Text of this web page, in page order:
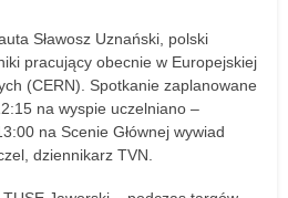
Sławosz Uznański, polski
pracujący obecnie w Europejskiej
(CERN). Spotkanie zaplanowane
na wyspie uczelniano –
na Scenie Głównej wywiad
dziennikarz TVN.